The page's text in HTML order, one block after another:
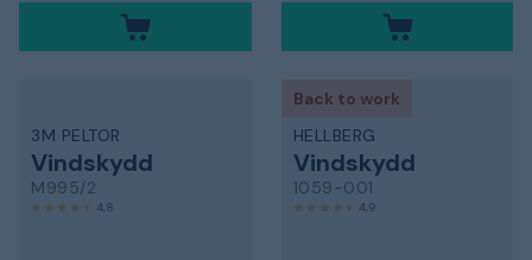
3M PELTOR
Vindskydd
M995/2
4,8
Back to work
HELLBERG
Vindskydd
1059-001
4,9